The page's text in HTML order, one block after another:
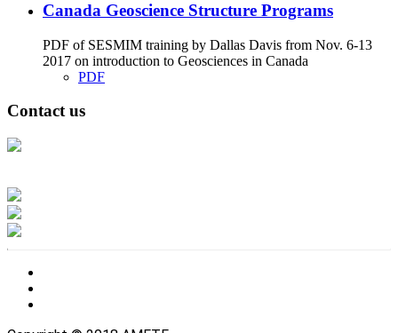
Canada Geoscience Structure Programs
PDF of SESMIM training by Dallas Davis from Nov. 6-13
2017 on introduction to Geosciences in Canada
PDF
Contact us